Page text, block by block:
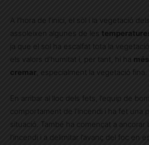
A l’hora de l’inici, el sòl i la vegetació
assoleixen algunes de les
ja que el sol ha escalfat tota la
els valors d’humitat i, per tant, hi ha
cremar, especialment la vegetació fina.
En arribar al lloc dels fets, l’equip de
comportament de l’incendi i ha fet una
situació. També ha començat a ancorar
l’incendi i a delimitar l’avanç del foc en